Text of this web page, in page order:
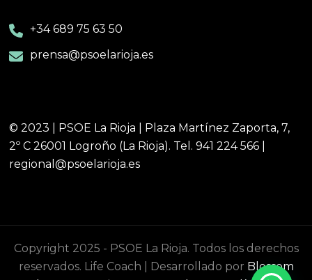
+34 689 75 63 50
prensa@psoelarioja.es
© 2023 | PSOE La Rioja | Plaza Martínez Zaporta, 7,
2º C 26001 Logroño (La Rioja). Tel. 941 224 566 |
regional@psoelarioja.es
Copyright 2025 - PSOE La Rioja. Todos los derechos
reservados. Life Coach | Desarrollado por Blossom